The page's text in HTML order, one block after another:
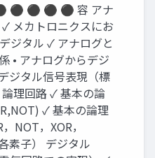
⚫ ⚫ ⚫ ⚫ 容 アナ
メカトロニクスにお
ジタル ✓ アナログと
• アナログからデジ
ジタル信号表現（標
理回路 ✓ 基本の論
✓ 基本の論理
NOT，XOR，
素子） デジタル